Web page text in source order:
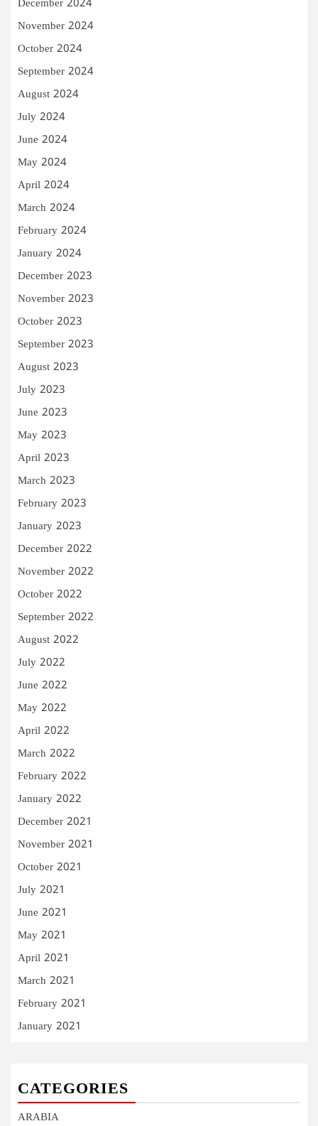
December 2024
November 2024
October 2024
September 2024
August 2024
July 2024
June 2024
May 2024
April 2024
March 2024
February 2024
January 2024
December 2023
November 2023
October 2023
September 2023
August 2023
July 2023
June 2023
May 2023
April 2023
March 2023
February 2023
January 2023
December 2022
November 2022
October 2022
September 2022
August 2022
July 2022
June 2022
May 2022
April 2022
March 2022
February 2022
January 2022
December 2021
November 2021
October 2021
July 2021
June 2021
May 2021
April 2021
March 2021
February 2021
January 2021
CATEGORIES
ARABIA